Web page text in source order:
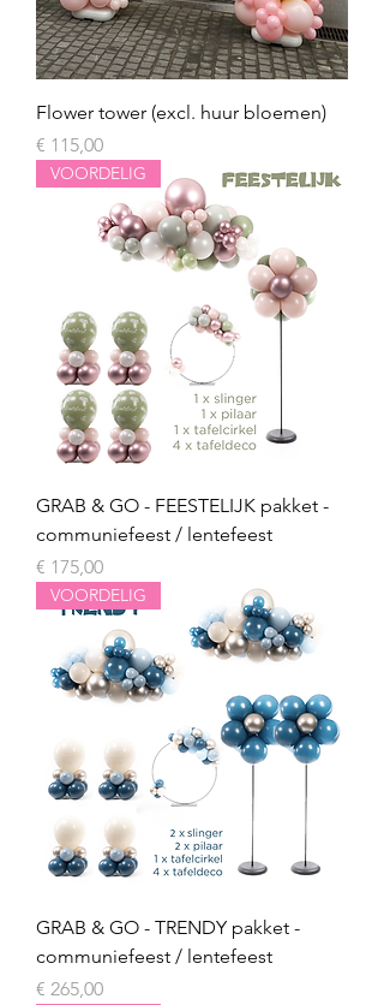
Flower tower (excl. huur bloemen)
Prijs
€ 115,00
VOORDELIG
GRAB & GO - FEESTELIJK pakket -
communiefeest / lentefeest
Prijs
€ 175,00
VOORDELIG
GRAB & GO - TRENDY pakket -
communiefeest / lentefeest
Prijs
€ 265,00